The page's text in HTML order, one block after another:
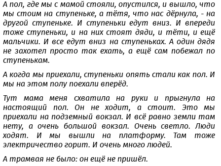
А пол, где мы с мамой стояли, опустился, и вышло, что
мы стоим на ступеньке, а тётя, что нас дёрнула, - на
другой ступеньке. И ступеньки едут вниз. И впереди
тоже ступеньки, и на них стоят дяди, и тёти, и ещё
мальчики. И все едут вниз на ступеньках. А один дядя
не захотел просто так ехать, а ещё сам побежал по
ступенькам.
А когда мы приехали, ступеньки опять стали как пол. И
мы на этом полу поехали вперёд.
Тут мама меня схватила на руки и прыгнула на
настоящий пол. Он не ходит, а стоит. Это мы
приехали на подземный вокзал. И всё равно земли там
нету, а очень большой вокзал. Очень светло. Люди
ходят. И мы вышли на платформу. Там тоже
электричество горит. И очень много людей.
А трамвая не было: он ещё не пришёл.